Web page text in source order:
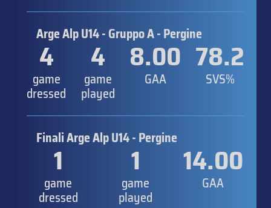
Arge Alp U14 - Gruppo A - Pergine
4
game
dressed
4
game
played
8.00
GAA
78.2
SVS%
Finali Arge Alp U14 - Pergine
1
game
dressed
1
game
played
14.00
GAA